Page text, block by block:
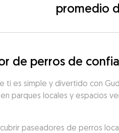
promedio
de perros de
es simple y divertido con
parques locales y espacios
paseadores de perros